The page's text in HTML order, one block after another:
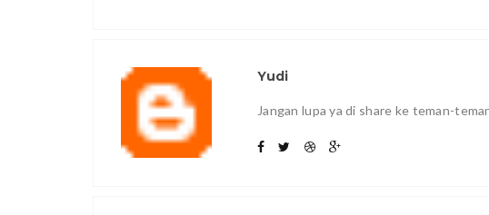
Yudi
Jangan lupa ya di share ke teman-